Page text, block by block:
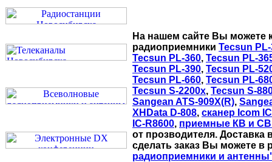
На нашем сайте Вы можете
радиоприемники Tecsun PL-
Tecsun PL-360, Tecsun PL-
Tecsun PL-390, Tecsun PL-
Tecsun PL-660, Tecsun PL-
Tecsun S-2200x, Tecsun S-
Sangean ATS-909X(R),
XHData D-808, сканер Icom
IC-R8600, приемные КВ и
от прозводителя.
сделать заказ Вы можете в
радиоприемники и